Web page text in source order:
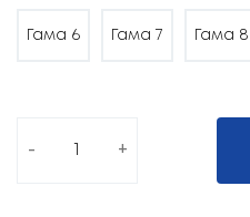
Гама 6 Гама 7 Гама 8
- +